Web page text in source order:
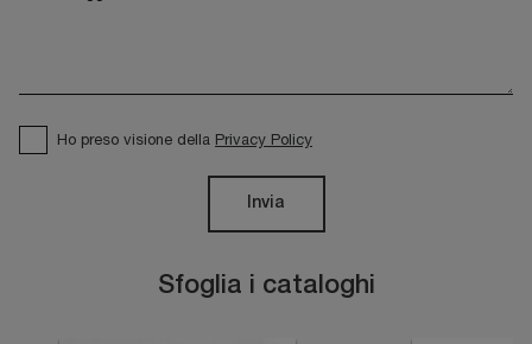
Sfoglia i cataloghi
Ho preso visione della Privacy Policy
Invia